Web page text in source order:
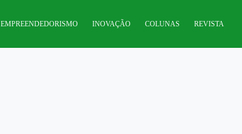
EMPREENDEDORISMO INOVAÇÃO COLUNAS REVISTA